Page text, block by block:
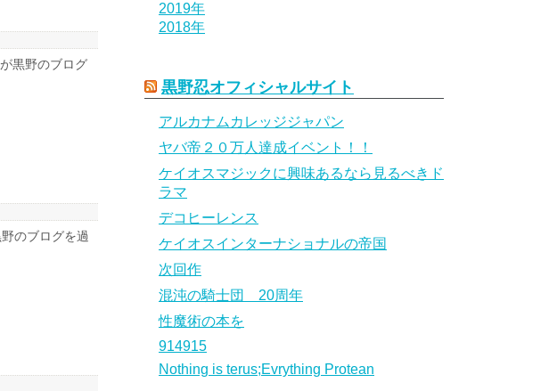
黒野のブログ
のブログを過
2019年
2018年
黒野忍オフィシャルサイト
アルカナムカレッジジャパン
ヤバ帝２０万人達成イベント！！
ケイオスマジックに興味あるなら見るべきド
ラマ
デコヒーレンス
ケイオスインターナショナルの帝国
次回作
混沌の騎士団 20周年
性魔術の本を
914915
Nothing is terus;Evrything Protean